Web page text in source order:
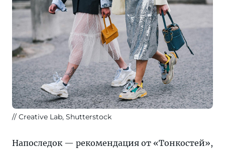
Creative Lab, Shutterstock
Напоследок — рекомендация от «Тонкостей»,